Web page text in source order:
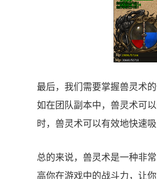
最后，我们需要掌握兽灵术
如在团队副本中，兽灵术可
时，兽灵术可以有效地快速
总的来说，兽灵术是一种非
高你在游戏中的战斗力，让